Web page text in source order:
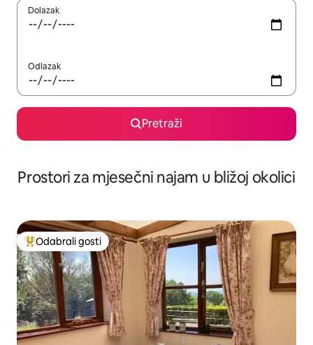
Dolazak
Odlazak
Pretraži
Prostori za mjesečni najam u bližoj okolici
Među najviše rangiranima s oznakom „Odabrali gosti”
Odabrali gosti